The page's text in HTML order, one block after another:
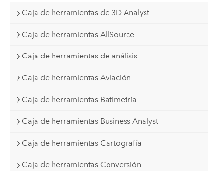
Caja de herramientas de 3D Analyst
Caja de herramientas AllSource
Caja de herramientas de análisis
Caja de herramientas Aviación
Caja de herramientas Batimetría
Caja de herramientas Business Analyst
Caja de herramientas Cartografía
Caja de herramientas Conversión